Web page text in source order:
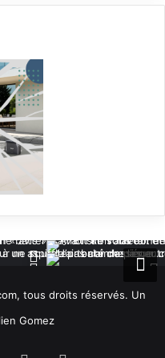
tous droits réservés. Un
Gomez